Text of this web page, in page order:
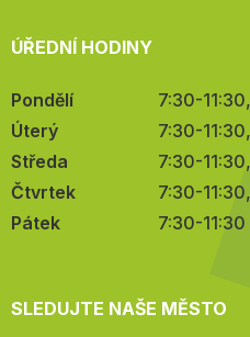
ÚŘEDNÍ HODINY
Pondělí
7:30-
Úterý
7:30-
Středa
7:30-
Čtvrtek
7:30-
Pátek
7:30-11:30
SLEDUJTE NAŠE MĚSTO